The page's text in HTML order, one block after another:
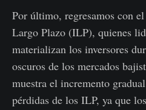
Por último, regresamos con
Largo Plazo (ILP), quienes
materializan los inversores
oscuros de los mercados
muestra el incremento
pérdidas de los ILP, ya que